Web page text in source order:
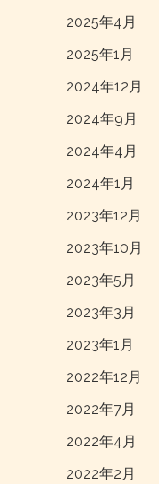
2025年4月
2025年1月
2024年12月
2024年9月
2024年4月
2024年1月
2023年12月
2023年10月
2023年5月
2023年3月
2023年1月
2022年12月
2022年7月
2022年4月
2022年2月